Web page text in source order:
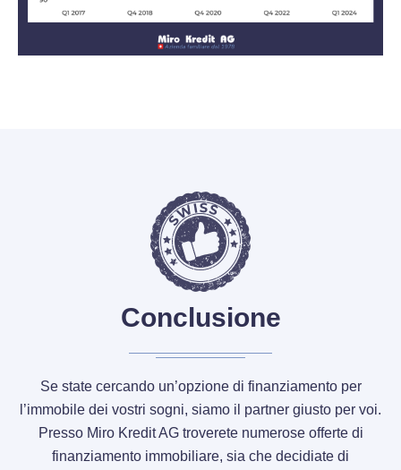
Conclusione
Se state cercando un’opzione di finanziamento per
l’immobile dei vostri sogni, siamo il partner giusto per voi.
Presso Miro Kredit AG troverete numerose offerte di
finanziamento immobiliare, sia che decidiate di